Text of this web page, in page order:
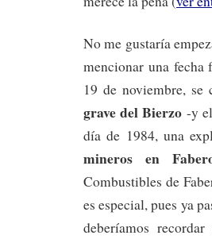
No me gustaría
mencionar una fecha
19 de noviembre, se
grave del Bierzo -y
día de 1984, una
mineros en
Combustibles de
es especial, pues ya
deberíamos